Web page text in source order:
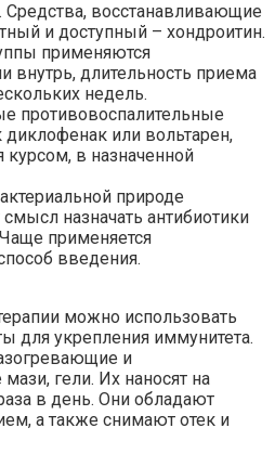
Средства, восстанавливающие
и доступный – хондроитин.
применяются
внутрь, длительность приема
недель.
противовоспалительные
диклофенак или вольтарен,
в назначенной
природе
назначать антибиотики
применяется
введения.
можно использовать
для укрепления иммунитета.
и
гели. Их наносят на
в день. Они обладают
а также снимают отек и